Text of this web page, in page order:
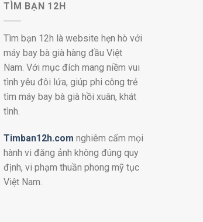
TÌM BẠN 12H
Tìm bạn 12h là website hẹn hò với
máy bay bà già hàng đầu Việt
Nam. Với mục đích mang niềm vui
tình yêu đôi lứa, giúp phi công trẻ
tìm máy bay bà già hồi xuân, khát
tình.
Timban12h.com nghiêm cấm mọi
hành vi đăng ảnh không đúng quy
định, vi phạm thuần phong mỹ tục
Việt Nam.